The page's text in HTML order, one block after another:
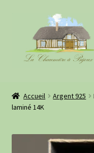
navigation
contenu
À propos
Evénements
Accueil Argent 925
laminé 14K